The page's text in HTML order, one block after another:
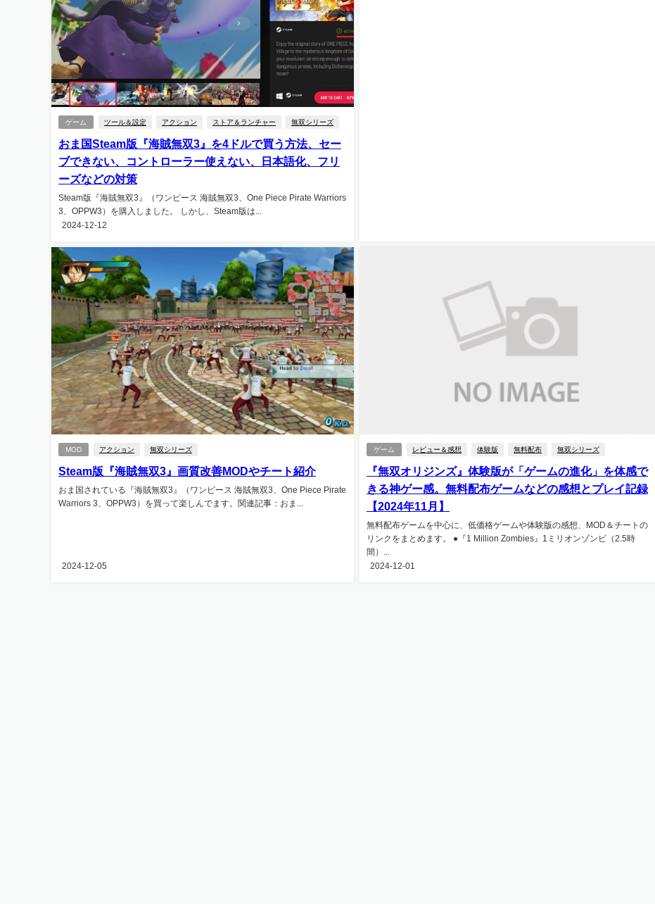
ゲーム ツール＆設定 アクション ストア＆ランチャー 無双シリーズ
おま国Steam版『海賊無双3』を4ドルで買う方法、セー
ブできない、コントローラー使えない、日本語化、フリ
ーズなどの対策
Steam版『海賊無双3』（ワンピース 海賊無双3、One Piece Pirate Warriors
3、OPPW3）を購入しました。 しかし、Steam版は...
2024-12-12
MOD アクション 無双シリーズ
Steam版『海賊無双3』画質改善MODやチート紹介
おま国されている『海賊無双3』（ワンピース 海賊無双3、One Piece Pirate
Warriors 3、OPPW3）を買って楽しんでます。関連記事：おま...
2024-12-05
ゲーム レビュー＆感想 体験版 無料配布 無双シリーズ
『無双オリジンズ』体験版が「ゲームの進化」を体感で
きる神ゲー感。無料配布ゲームなどの感想とプレイ記録
【2024年11月】
無料配布ゲームを中心に、低価格ゲームや体験版の感想、MOD＆チートの
リンクをまとめます。 ●『1 Million Zombies』1ミリオンゾンビ（2.5時
間）...
2024-12-01